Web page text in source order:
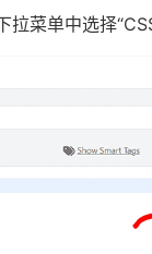
菜单中选择